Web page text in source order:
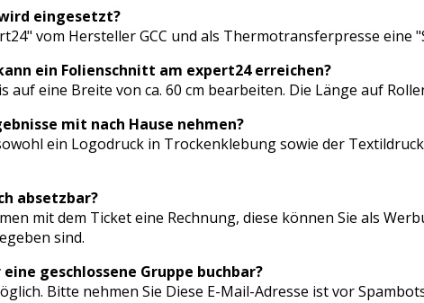
eingesetzt?
vom Hersteller GCC und als Thermotransferpresse eine
ein Folienschnitt am expert24 erreichen?
auf eine Breite von ca. 60 cm bearbeiten. Die Länge auf
mit nach Hause nehmen?
ein Logodruck in Trockenklebung sowie der
absetzbar?
mit dem Ticket eine Rechnung, diese können Sie als
sind.
geschlossene Gruppe buchbar?
Bitte nehmen Sie Diese E-Mail-Adresse ist vor